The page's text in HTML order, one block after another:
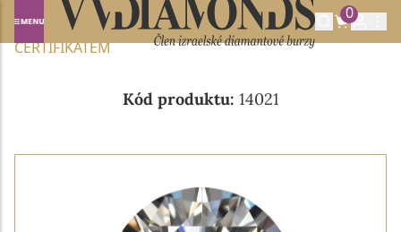
0
Domů NABÍDKA DIAMANTŮ
0.46CT F/SI2 S GIA
CERTIFIKÁTEM
Kód produktu: 14021